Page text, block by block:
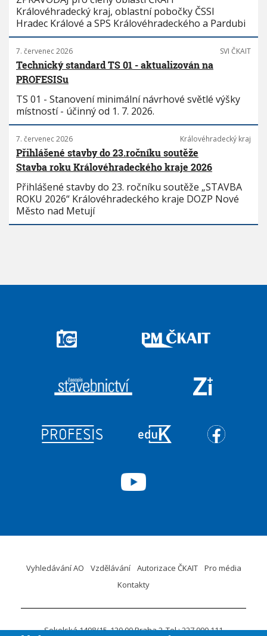
Královéhradecký kraj, oblastní pobočky ČSSI
Hradec Králové a SPS Královéhradeckého a Pardubi
7. červenec 2026 SVI ČKAIT
Technický standard TS 01 - aktualizován na
PROFESISu
TS 01 - Stanovení minimální návrhové světlé výšky
místností - účinný od 1. 7. 2026.
7. červenec 2026 Královéhradecký kraj
Přihlášené stavby do 23.ročníku soutěže
Stavba roku Královéhradeckého kraje 2026
Přihlášené stavby do 23. ročníku soutěže „STAVBA
ROKU 2026“ Královéhradeckého kraje DOZP Nové
Město nad Metují
Vyhledávání AO Vzdělávání Autorizace ČKAIT
Pro média
Kontakty
Sokolská 1498/15 120 00 Praha 2 Tel.: 227 090 111